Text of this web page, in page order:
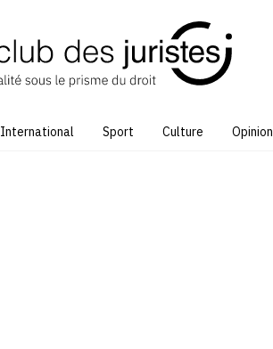
International Sport Culture Opinion